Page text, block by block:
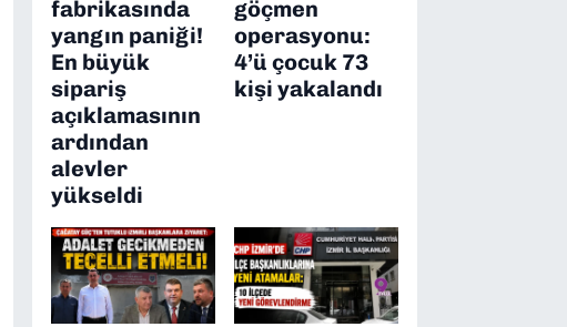
fabrikasında
yangın paniği!
En büyük
sipariş
açıklamasının
ardından
alevler
yükseldi
göçmen
operasyonu:
4’ü çocuk 73
kişi yakalandı